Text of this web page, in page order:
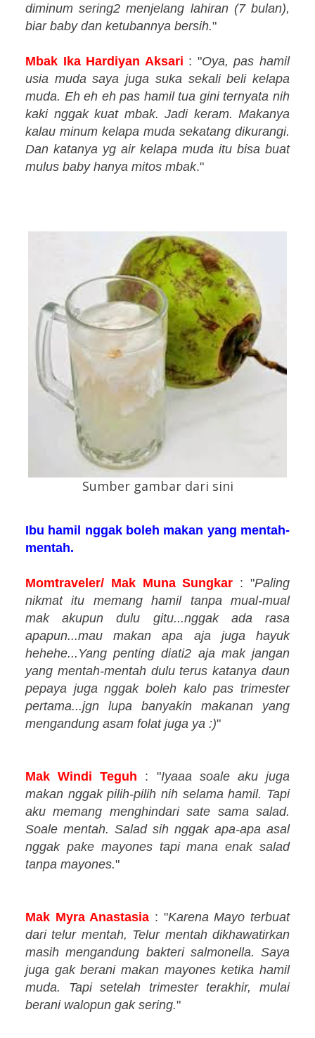
diminum sering2 menjelang lahiran (7 bulan),
biar baby dan ketubannya bersih."
Mbak Ika Hardiyan Aksari : "Oya, pas hamil
usia muda saya juga suka sekali beli kelapa
muda. Eh eh eh pas hamil tua gini ternyata nih
kaki nggak kuat mbak. Jadi keram. Makanya
kalau minum kelapa muda sekatang dikurangi.
Dan katanya yg air kelapa muda itu bisa buat
mulus baby hanya mitos mbak."
Sumber gambar dari sini
Ibu hamil nggak boleh makan yang mentah-
mentah.
Momtraveler/ Mak Muna Sungkar : "Paling
nikmat itu memang hamil tanpa mual-mual
mak akupun dulu gitu...nggak ada rasa
apapun...mau makan apa aja juga hayuk
hehehe...Yang penting diati2 aja mak jangan
yang mentah-mentah dulu terus katanya daun
pepaya juga nggak boleh kalo pas trimester
pertama...jgn lupa banyakin makanan yang
mengandung asam folat juga ya :)"
Mak Windi Teguh : "Iyaaa soale aku juga
makan nggak pilih-pilih nih selama hamil. Tapi
aku memang menghindari sate sama salad.
Soale mentah. Salad sih nggak apa-apa asal
nggak pake mayones tapi mana enak salad
tanpa mayones."
Mak Myra Anastasia : "Karena Mayo terbuat
dari telur mentah, Telur mentah dikhawatirkan
masih mengandung bakteri salmonella. Saya
juga gak berani makan mayones ketika hamil
muda. Tapi setelah trimester terakhir, mulai
berani walopun gak sering."